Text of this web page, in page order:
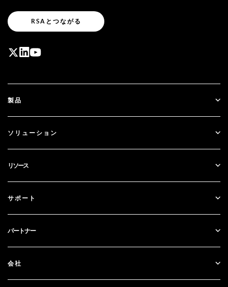
RSAとつながる
製品
SecurID
ソリューション
多要素認証
金融サービス
リソース
ブログ
ドキュメンテーション
サポート
カスタマー・サポート
パートナー
パートナーになる
会社